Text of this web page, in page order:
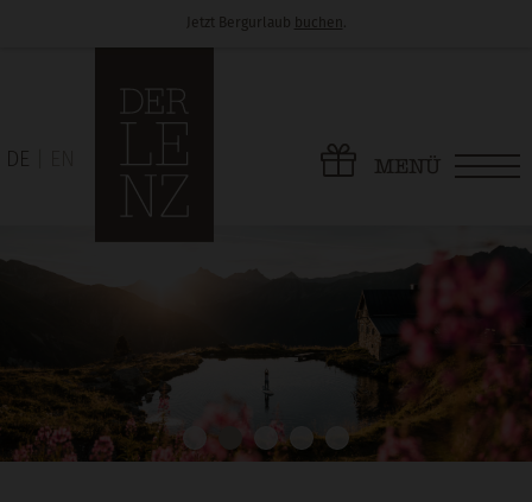
Jetzt Bergurlaub buchen.
DE MENÜ